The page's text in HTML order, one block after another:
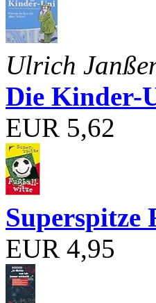
Ulrich
Die Kinder-
EUR 5,62
Superspitze
EUR 4,95